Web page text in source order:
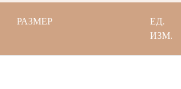
РАЗМЕР
ЕД.
ИЗМ.